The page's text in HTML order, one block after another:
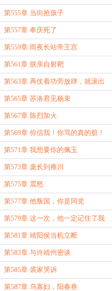
第555章 当街抢孩子
第557章 奉庆死了
第559章 雨夜长站帝王宫
第561章 朕亲自射靶
第563章 再仗着功劳放肆，就滚出
会宁！
第565章 苏洛君见杨束
第567章 陈烈加火
第569章 你信我！你骂的真的脏！
第571章 我想要你的佩玉
第573章 庞长到雍川
第575章 震怒
第577章 他叛国，你是同党
第579章 这一次，他一定记住了我
第581章 靖阳侯当机立断
第583章 与许靖州密谈
第585章 裘家哭诉
第587章 乌寡妇，阳春巷